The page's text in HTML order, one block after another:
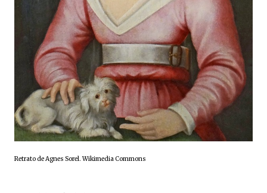
Retrato de Agnes Sorel. Wikimedia Commons